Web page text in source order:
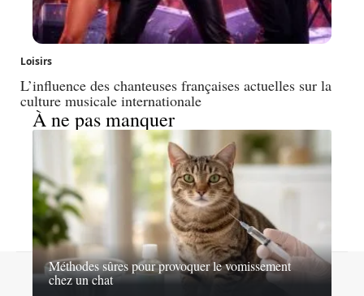
Loisirs
L’influence des chanteuses françaises actuelles sur la
culture musicale internationale
À ne pas manquer
Méthodes sûres pour provoquer le vomissement
chez un chat
Contact Mentions légales Sitemap